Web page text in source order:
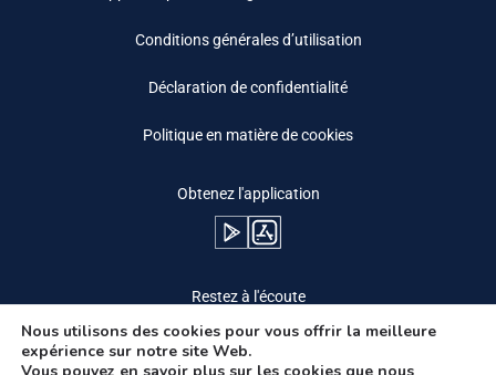
Conditions générales d’utilisation
Déclaration de confidentialité
Politique en matière de cookies
Obtenez l'application
Restez à l'écoute
Nous utilisons des cookies pour vous offrir la meilleure
expérience sur notre site Web.